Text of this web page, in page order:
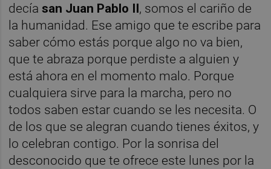
decíasan Juan Pablo II, somos el cariño de
la humanidad. Ese amigo que te escribe para
saber cómo estás porque algo no va bien,
que te abraza porque perdiste a alguien y
está ahora en el momento malo. Porque
cualquiera sirve para la marcha, pero no
todos saben estar cuando se les necesita. O
de los que se alegran cuando tienes éxitos, y
lo celebran contigo. Por la sonrisa del
desconocido que te ofrece este lunes por la